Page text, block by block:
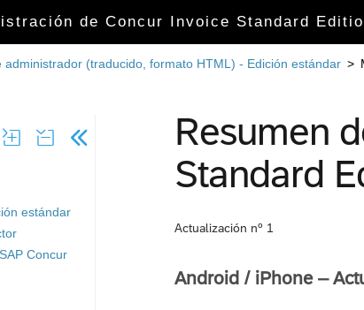
de Concur Invoice Standard
estándar
Concur
(traducido, formato HTML) - Edición estándar >
Resumen
Standard
Actualización nº 1
Android / iPhone –